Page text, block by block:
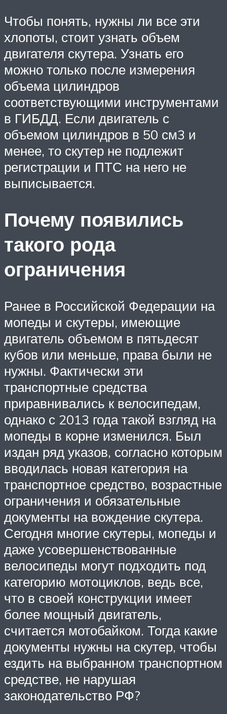
Чтобы понять, нужны ли все эти
хлопоты, стоит узнать объем
двигателя скутера. Узнать его
можно только после измерения
объема цилиндров
соответствующими инструментами
в ГИБДД. Если двигатель с
объемом цилиндров в 50 см3 и
менее, то скутер не подлежит
регистрации и ПТС на него не
выписывается.
Почему появились
такого рода
ограничения
Ранее в Российской Федерации на
мопеды и скутеры, имеющие
двигатель объемом в пятьдесят
кубов или меньше, права были не
нужны. Фактически эти
транспортные средства
приравнивались к велосипедам,
однако с 2013 года такой взгляд на
мопеды в корне изменился. Был
издан ряд указов, согласно которым
вводилась новая категория на
транспортное средство, возрастные
ограничения и обязательные
документы на вождение скутера.
Сегодня многие скутеры, мопеды и
даже усовершенствованные
велосипеды могут подходить под
категорию мотоциклов, ведь все,
что в своей конструкции имеет
более мощный двигатель,
считается мотобайком. Тогда какие
документы нужны на скутер, чтобы
ездить на выбранном транспортном
средстве, не нарушая
законодательство РФ?